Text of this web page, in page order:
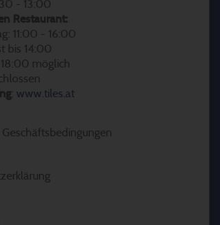
- 13:00
Restaurant:
11:00 - 16:00
bis 14:00
möglich
: www.tiles.at